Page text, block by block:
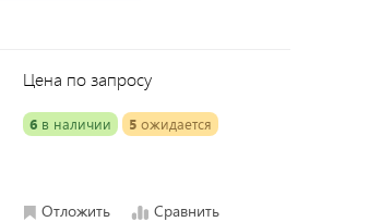
Цена по запросу
6 в наличии 5 ожидается
Отложить Сравнить